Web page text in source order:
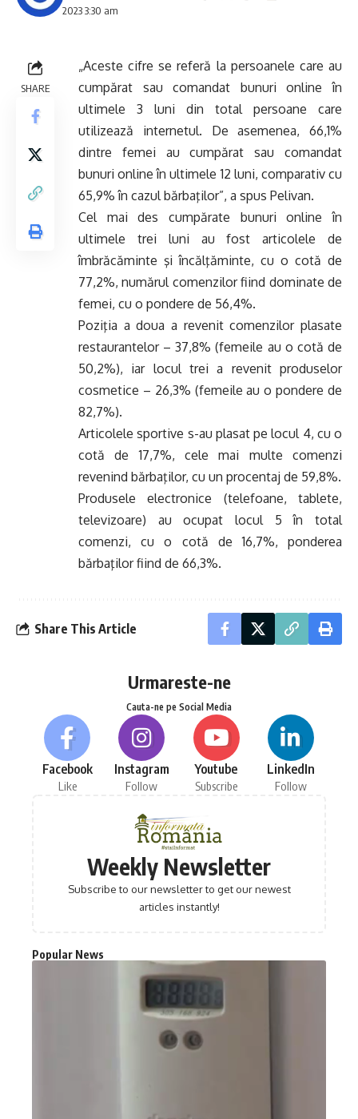
2023 3:30 am
SHARE
„Aceste cifre se referă la persoanele care au
cumpărat sau comandat bunuri online în
ultimele 3 luni din total persoane care
utilizează internetul. De asemenea, 66,1%
dintre femei au cumpărat sau comandat
bunuri online în ultimele 12 luni, comparativ cu
65,9% în cazul bărbaţilor”, a spus Pelivan.
Cel mai des cumpărate bunuri online în
ultimele trei luni au fost articolele de
îmbrăcăminte şi încălţăminte, cu o cotă de
77,2%, numărul comenzilor fiind dominate de
femei, cu o pondere de 56,4%.
Poziţia a doua a revenit comenzilor plasate
restaurantelor – 37,8% (femeile au o cotă de
50,2%), iar locul trei a revenit produselor
cosmetice – 26,3% (femeile au o pondere de
82,7%).
Articolele sportive s-au plasat pe locul 4, cu o
cotă de 17,7%, cele mai multe comenzi
revenind bărbaţilor, cu un procentaj de 59,8%.
Produsele electronice (telefoane, tablete,
televizoare) au ocupat locul 5 în total
comenzi, cu o cotă de 16,7%, ponderea
bărbaţilor fiind de 66,3%.
Share This Article
Urmareste-ne
Cauta-ne pe Social Media
Facebook
Like
Instagram
Follow
Youtube
Subscribe
LinkedIn
Follow
Weekly Newsletter
Subscribe to our newsletter to get our newest
articles instantly!
Popular News